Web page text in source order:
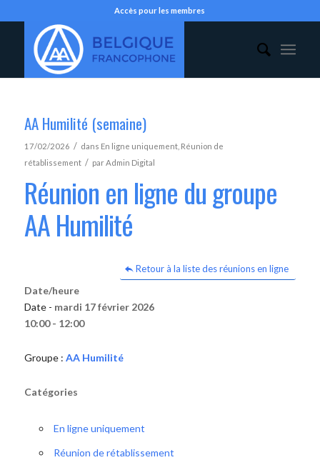
Accès pour les membres
AA Humilité (semaine)
17/02/2026 / dans En ligne uniquement, Réunion de
rétablissement / parAdmin Digital
Réunion en ligne du groupe
AA Humilité
Retour à la liste des réunions en ligne
Date/heure
Date - mardi 17 février 2026
10:00 - 12:00
Groupe : AA Humilité
Catégories
En ligne uniquement
Réunion de rétablissement